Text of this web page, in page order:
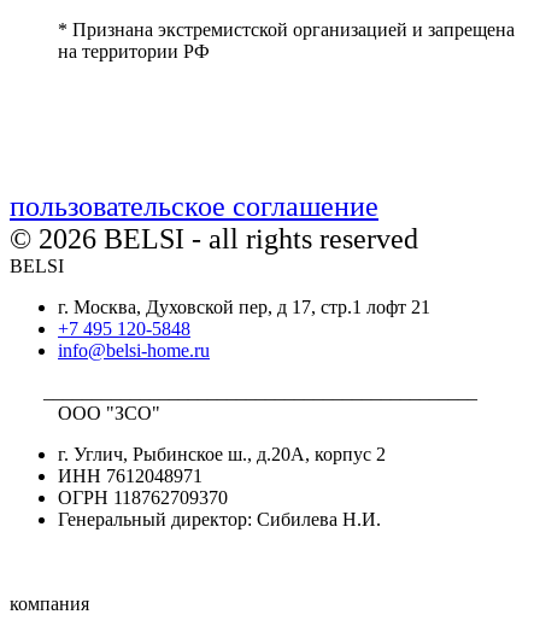
* Признана экстремистской организацией и запрещена
на территории РФ
пользовательское соглашение
© 2026 BELSI - all rights reserved
BELSI
г. Москва, Духовской пер, д 17, стр.1 лофт 21
+7 495 120-5848
info@belsi-home.ru
ООО "ЗСО"
г. Углич, Рыбинское ш., д.20А, корпус 2
ИНН 7612048971
ОГРН 118762709370
Генеральный директор: Сибилева Н.И.
компания